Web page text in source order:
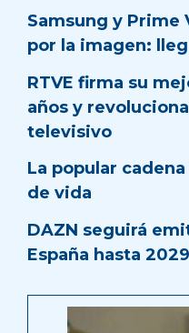
Samsung y Prime
por la imagen:
RTVE firma su
años y
televisivo
La popular
de vida
DAZN seguirá
España hasta 2029